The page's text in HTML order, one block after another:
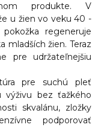
produkte. V
u žien vo veku 40 -
regeneruje
mladších žien. Teraz
pre udržateľnejšiu
pre suchú pleť
výživu bez ťažkého
skvalánu, zložky
podporovať